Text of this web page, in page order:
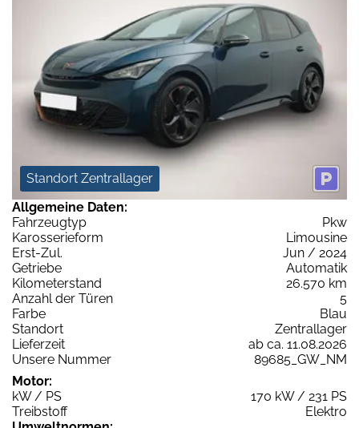
Standort Zentrallager
Allgemeine Daten:
Fahrzeugtyp
Pkw
Karosserieform
Limousine
Erst-Zul.
Jun / 2024
Getriebe
Automatik
Kilometerstand
26.570 km
Anzahl der Türen
5
Farbe
Blau
Standort
Zentrallager
Lieferzeit
ab ca. 11.08.2026
Unsere Nummer
89685_GW_NM
Motor:
kW / PS
170 kW / 231 PS
Treibstoff
Elektro